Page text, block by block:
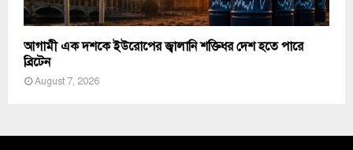
আগামী এক দশকে ইউরোপের জ্বালানি শক্তিধর দেশ হতে পারে
ব্রিটেন
August 7, 2026